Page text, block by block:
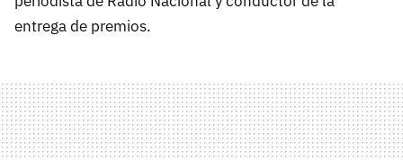
entrega de premios.